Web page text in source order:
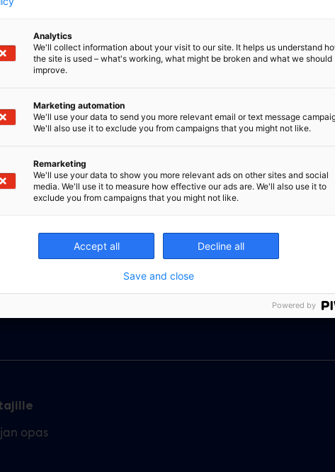
opas
Analytics
We'll collect information about your visit to our site. It helps us understand
the site is used – what's working, what might be broken and what we should
improve.
Marketing automation
We'll use your data to send you more relevant email or text message
We'll also use it to exclude you from campaigns that you might not like.
Remarketing
We'll use your data to show you more relevant ads on other sites and social
media. We'll use it to measure how effective our ads are. We'll also use it to
exclude you from campaigns that you might not like.
Accept all Decline all
Save and close
Powered by